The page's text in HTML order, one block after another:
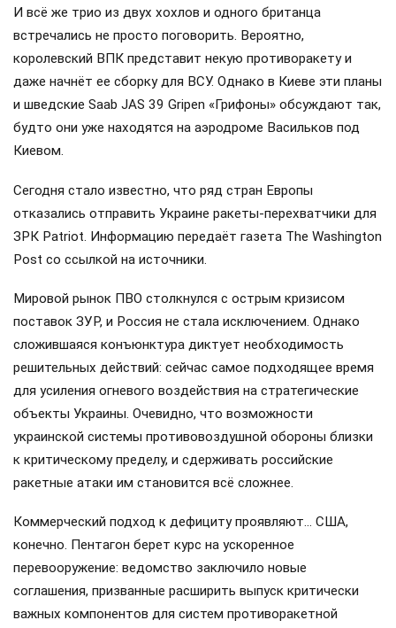
И всё же трио из двух хохлов и одного британца
встречались не просто поговорить. Вероятно,
королевский ВПК представит некую противоракету и
даже начнёт ее сборку для ВСУ. Однако в Киеве эти планы
и шведские Saab JAS 39 Gripen «Грифоны» обсуждают так,
будто они уже находятся на аэродроме Васильков под
Киевом.
Сегодня стало известно, что ряд стран Европы
отказались отправить Украине ракеты-перехватчики для
ЗРК Patriot. Информацию передаёт газета The Washington
Post со ссылкой на источники.
Мировой рынок ПВО столкнулся с острым кризисом
поставок ЗУР, и Россия не стала исключением. Однако
сложившаяся конъюнктура диктует необходимость
решительных действий: сейчас самое подходящее время
для усиления огневого воздействия на стратегические
объекты Украины. Очевидно, что возможности
украинской системы противовоздушной обороны близки
к критическому пределу, и сдерживать российские
ракетные атаки им становится всё сложнее.
Коммерческий подход к дефициту проявляют… США,
конечно. Пентагон берет курс на ускоренное
перевооружение: ведомство заключило новые
соглашения, призванные расширить выпуск критически
важных компонентов для систем противоракетной